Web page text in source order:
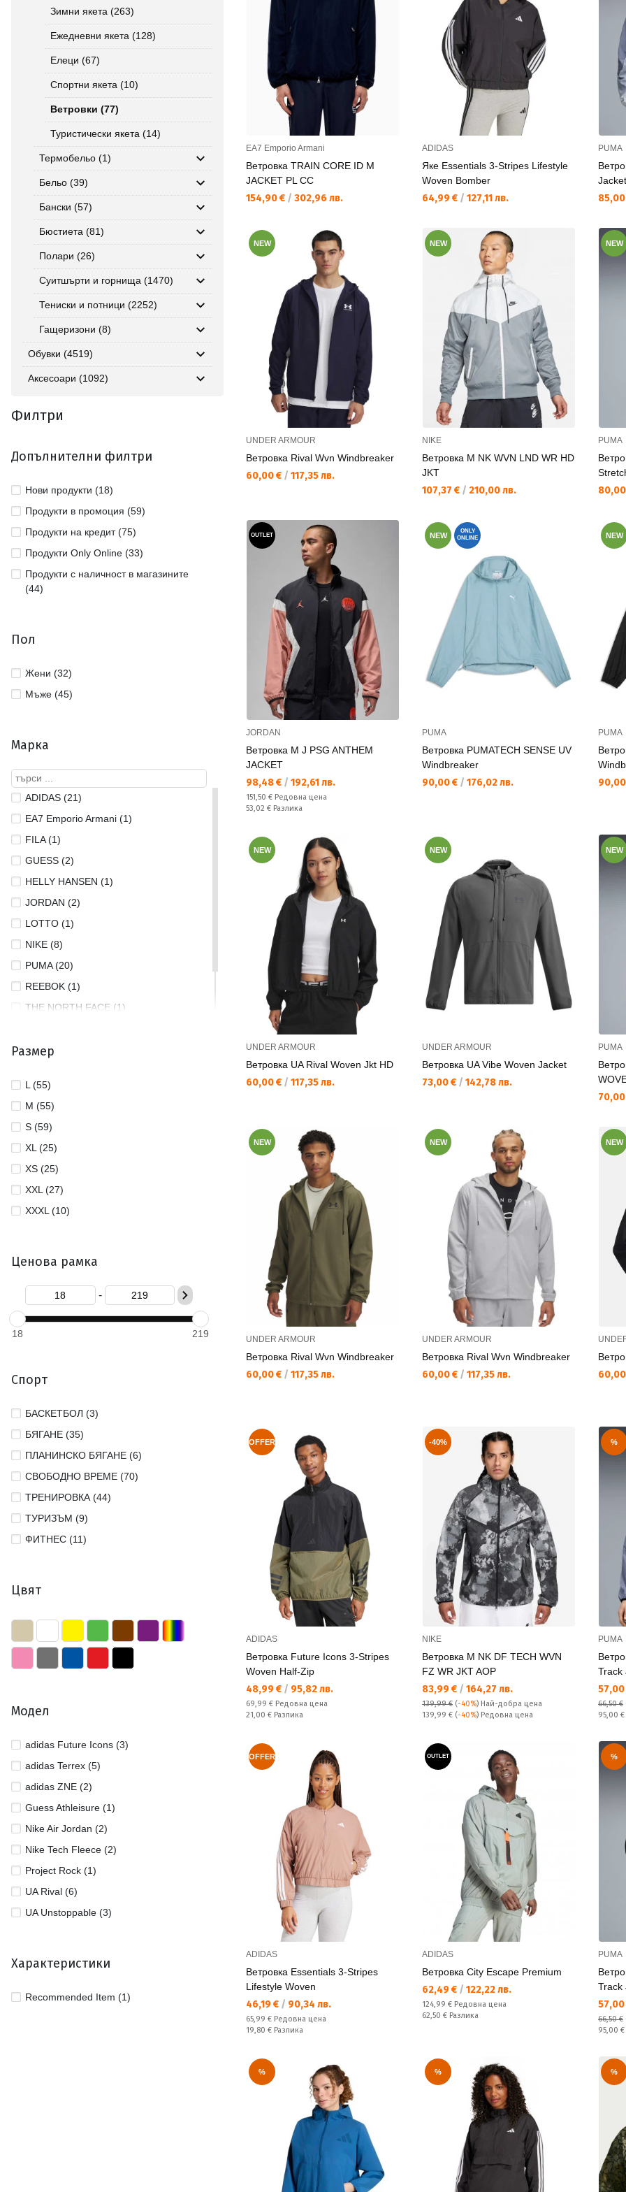
Зимни якета (263)
Ежедневни якета (128)
Елеци (67)
Спортни якета (10)
Ветровки (77)
Туристически якета (14)
Термобельо (1)
Бельо (39)
Бански (57)
Бюстиета (81)
Полари (26)
Суитшърти и горнища (1470)
Тениски и потници (2252)
Гащеризони (8)
Обувки (4519)
Аксесоари (1092)
Филтри
Допълнителни филтри
Нови продукти (18)
Продукти в промоция (59)
Продукти на кредит (75)
Продукти Only Online (33)
Продукти с наличност в магазините
(44)
Пол
Жени (32)
Мъже (45)
Марка
ADIDAS (21)
EA7 Emporio Armani (1)
FILA (1)
GUESS (2)
HELLY HANSEN (1)
JORDAN (2)
LOTTO (1)
NIKE (8)
PUMA (20)
REEBOK (1)
THE NORTH FACE (1)
UNDER ARMOUR (17)
Размер
L (55)
M (55)
S (59)
XL (25)
XS (25)
XXL (27)
XXXL (10)
Ценова рамка
-
18 219
Спорт
БАСКЕТБОЛ (3)
БЯГАНЕ (35)
ПЛАНИНСКО БЯГАНЕ (6)
СВОБОДНО ВРЕМЕ (70)
ТРЕНИРОВКА (44)
ТУРИЗЪМ (9)
ФИТНЕС (11)
Цвят
Модел
adidas Future Icons (3)
adidas Terrex (5)
adidas ZNE (2)
Guess Athleisure (1)
Nike Air Jordan (2)
Nike Tech Fleece (2)
Project Rock (1)
UA Rival (6)
UA Unstoppable (3)
Характеристики
Recommended Item (1)
EA7 Emporio Armani
Ветровка TRAIN CORE ID M
JACKET PL CC
Текуща цена:
154,90 € / 302,96 лв.
ADIDAS
Яке Essentials 3-Stripes Lifestyle
Woven Bomber
Текуща цена:
64,99 € / 127,11 лв.
PUMA
NEW
UNDER ARMOUR
Ветровка Rival Wvn Windbreaker
Текуща цена:
60,00 € / 117,35 лв.
NEW
NIKE
Ветровка M NK WVN LND WR HD
JKT
Текуща цена:
107,37 € / 210,00 лв.
NEW
PUMA
OUTLET
JORDAN
Ветровка M J PSG ANTHEM
JACKET
Текуща цена:
98,48 € / 192,61 лв.
Редовна цена:
151,50 € Редовна цена
Спестявате:
53,02 € Разлика
NEW
ONLY
ONLINE
PUMA
Ветровка PUMATECH SENSE UV
Windbreaker
Текуща цена:
90,00 € / 176,02 лв.
NEW
PUMA
NEW
UNDER ARMOUR
Ветровка UA Rival Woven Jkt HD
Текуща цена:
60,00 € / 117,35 лв.
NEW
UNDER ARMOUR
Ветровка UA Vibe Woven Jacket
Текуща цена:
73,00 € / 142,78 лв.
NEW
PUMA
NEW
UNDER ARMOUR
Ветровка Rival Wvn Windbreaker
Текуща цена:
60,00 € / 117,35 лв.
NEW
UNDER ARMOUR
Ветровка Rival Wvn Windbreaker
Текуща цена:
60,00 € / 117,35 лв.
NEW
OFFER
ADIDAS
Ветровка Future Icons 3-Stripes
Woven Half-Zip
Текуща цена:
48,99 € / 95,82 лв.
Редовна цена:
69,99 € Редовна цена
Спестявате:
21,00 € Разлика
-40%
NIKE
Ветровка M NK DF TECH WVN
FZ WR JKT AOP
Текуща цена:
83,99 € / 164,27 лв.
139,99 € (-40%) Най-добра цена
Редовна цена:
139,99 € (-40%) Редовна цена
%
PUMA
Track
57,00
66,50 €
95,00 €
OFFER
ADIDAS
Ветровка Essentials 3-Stripes
Lifestyle Woven
Текуща цена:
46,19 € / 90,34 лв.
Редовна цена:
65,99 € Редовна цена
Спестявате:
19,80 € Разлика
OUTLET
ADIDAS
Ветровка City Escape Premium
Текуща цена:
62,49 € / 122,22 лв.
Редовна цена:
124,99 € Редовна цена
Спестявате:
62,50 € Разлика
%
PUMA
Track
57,00
66,50 €
95,00 €
% % %